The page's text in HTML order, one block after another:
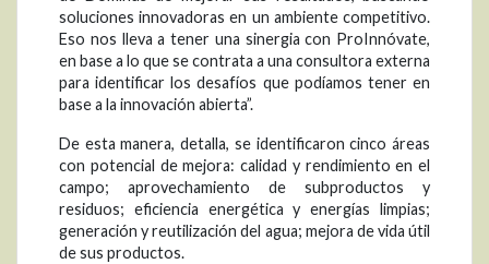
soluciones innovadoras en un ambiente competitivo.
Eso nos lleva a tener una sinergia con ProInnóvate,
en base a lo que se contrata a una consultora externa
para identificar los desafíos que podíamos tener en
base a la innovación abierta”.
De esta manera, detalla, se identificaron cinco áreas
con potencial de mejora: calidad y rendimiento en el
campo; aprovechamiento de subproductos y
residuos; eficiencia energética y energías limpias;
generación y reutilización del agua; mejora de vida útil
de sus productos.